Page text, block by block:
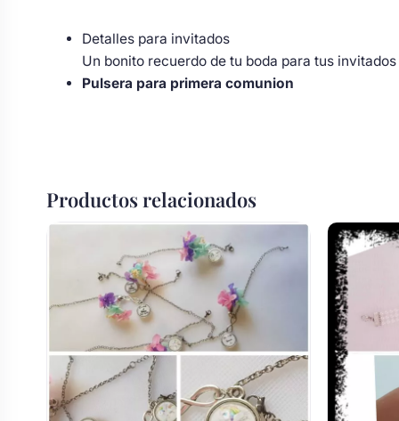
de boda
y pala tarta
bebé boda
floral coche
Ver todo
Detalles para invitados
Un bonito recuerdo de tu boda para tus
Pulsera para primera comunion
Productos relacionados